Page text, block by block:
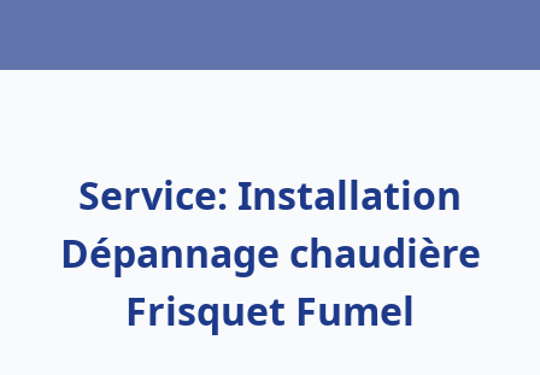
Service: Installation
Dépannage chaudière
Frisquet Fumel